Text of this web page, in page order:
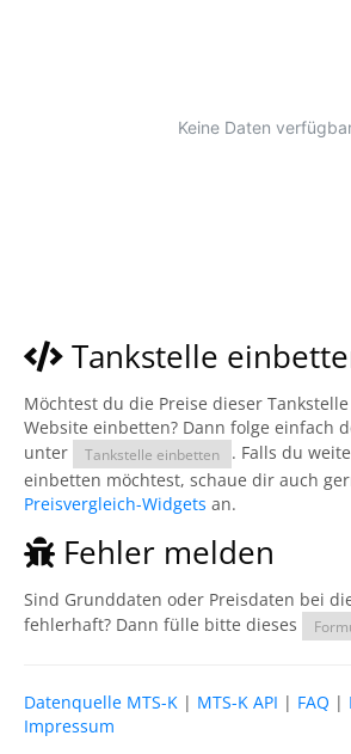
Tankstelle
Möchtest du die Preise dieser
Website einbetten? Dann folge einfach
unter
Tankstelle einbetten
. Falls du
einbetten möchtest, schaue dir auch
Preisvergleich-Widgets an.
Fehler melden
Sind Grunddaten oder Preisdaten bei
fehlerhaft? Dann fülle bitte dieses
Datenquelle MTS-K | MTS-K API | FAQ |
Impressum